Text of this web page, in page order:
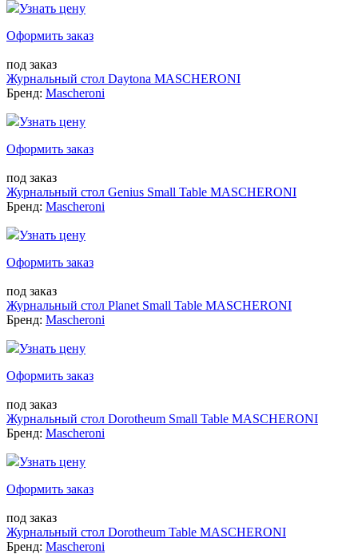
Узнать цену
Оформить заказ
под заказ
Журнальный стол Daytona MASCHERONI
Бренд: Mascheroni
Узнать цену
Оформить заказ
под заказ
Журнальный стол Genius Small Table MASCHERONI
Бренд: Mascheroni
Узнать цену
Оформить заказ
под заказ
Журнальный стол Planet Small Table MASCHERONI
Бренд: Mascheroni
Узнать цену
Оформить заказ
под заказ
Журнальный стол Dorotheum Small Table MASCHERONI
Бренд: Mascheroni
Узнать цену
Оформить заказ
под заказ
Журнальный стол Dorotheum Table MASCHERONI
Бренд: Mascheroni